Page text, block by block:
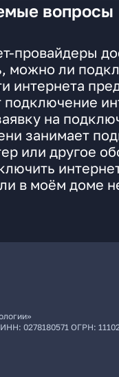
вопросы
провайдеры
можно ли
интернета
подключение
на
занимает
или другое
в моём доме
ИНН: 0278180571 ОГРН: